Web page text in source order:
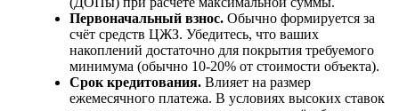
Первоначальный взнос. Обычно формируется за
счёт средств ЦЖЗ. Убедитесь, что ваших
накоплений достаточно для покрытия требуемого
минимума (обычно 10-20% от стоимости объекта).
Срок кредитования. Влияет на размер
ежемесячного платежа. В условиях высоких ставок